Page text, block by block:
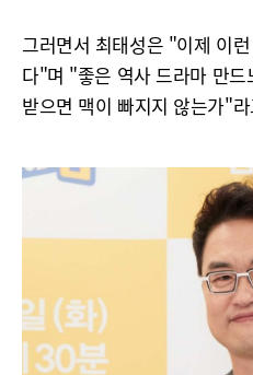
그러면서 최태성은 "이제 이
다"며 "좋은 역사 드라마 만드
받으면 맥이 빠지지 않는가"